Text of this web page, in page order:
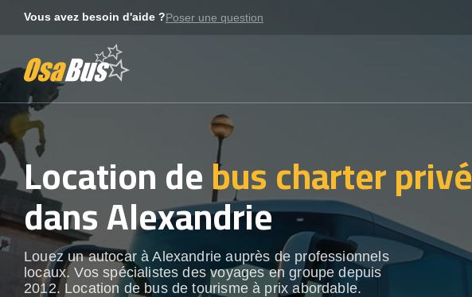
Vous avez besoin d'aide ?Poser une question
Location debus charter privé
dans Alexandrie
Louez un autocar à Alexandrie auprès de professionnels
locaux. Vos spécialistes des voyages en groupe depuis
2012. Location de bus de tourisme à prix abordable.